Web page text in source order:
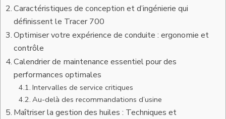
Caractéristiques de conception et d’ingénierie qui
définissent le Tracer 700
Optimiser votre expérience de conduite : ergonomie et
contrôle
Calendrier de maintenance essentiel pour des
performances optimales
Intervalles de service critiques
Au-delà des recommandations d’usine
Maîtriser la gestion des huiles : Techniques et